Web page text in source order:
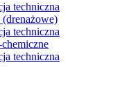
techniczna
techniczna
techniczna